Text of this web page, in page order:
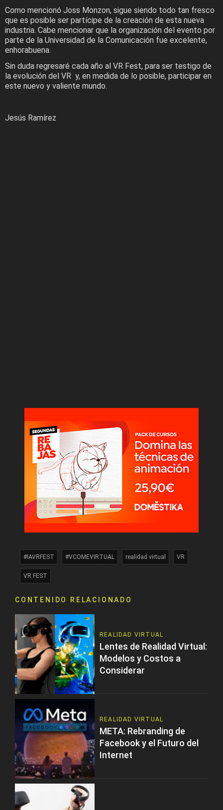
Como mencionó Joss Monzon, sigue siendo todo tan fresco
que es posible ser partícipe de la creación de esta nueva
industria. Cabe mencionar que la organización del evento por
parte de la Universidad de la Comunicación fue excelente,
enhorabuena.
Sin duda regresaré cada año al VR Fest, para ser testigo de
la evolución del VR y, en medida de lo posible, participar en
este nuevo y valiente mundo.
Jesús Ramírez
#IAVRFEST #VCOMEVIRTUAL realidad virtual VR
VR FEST
CONTENIDO RELACIONADO
REALIDAD VIRTUAL
Lentes de Realidad Virtual:
Modelos y Costos a
Considerar
REALIDAD VIRTUAL
META: Rebranding de
Facebook y el Futuro del
Internet